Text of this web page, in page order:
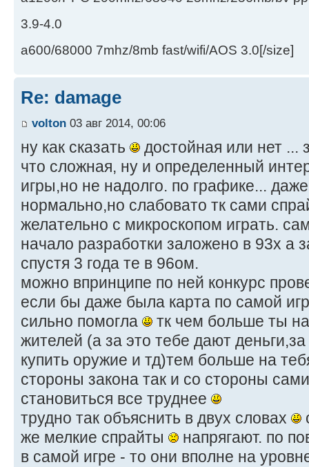
3.9-4.0
a600/68000 7mhz/8mb fast/wifi/AOS 3.0[/size]
Re: damage
volton 03 авг 2014, 00:06
ну как сказать
достойная или нет ...
что сложная, ну и определенный
игры,но не надолго. по графике...
нормально,но слабовато тк сами
желательно с микроскопом играть.
начало разработки заложено в 93х а
спустя 3 года те в 96ом.
можно впринципе по ней конкурс
если бы даже была карта по самой
сильно помогла
тк чем больше ты
жителей (а за это тебе дают
купить оружие и тд)тем больше на
стороны закона так и со стороны
становиться все труднее
трудно так объяснить в двух словах
же мелкие спрайты
напрягают. по
в самой игре - то они вполне на